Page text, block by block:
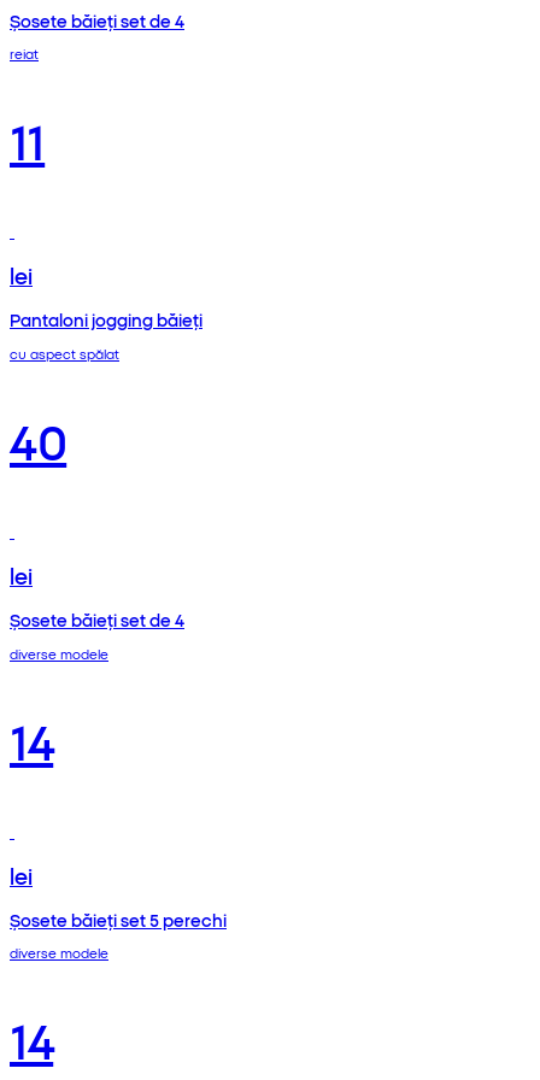
Șosete băieți set de 4
reiat
11
lei
Pantaloni jogging băieți
cu aspect spălat
40
lei
Șosete băieți set de 4
diverse modele
14
lei
Șosete băieți set 5 perechi
diverse modele
14